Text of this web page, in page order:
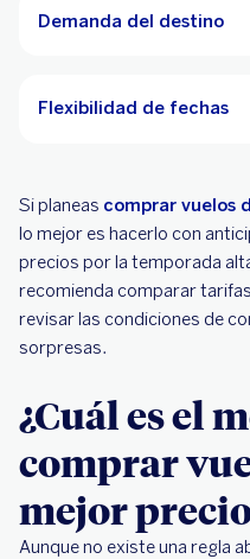
Demanda del destino
Flexibilidad de fechas
Si planeas comprar vuelos
lo mejor es hacerlo con
precios por la temporada
recomienda comparar
revisar las condiciones de
sorpresas.
¿Cuál es el
comprar
mejor
Aunque no existe una regla